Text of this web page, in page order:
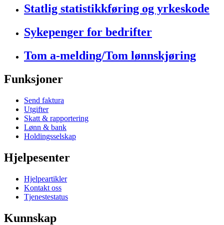
Statlig statistikkføring og yrkeskode
Sykepenger for bedrifter
Tom a-melding/Tom lønnskjøring
Funksjoner
Send faktura
Utgifter
Skatt & rapportering
Lønn & bank
Holdingsselskap
Hjelpesenter
Hjelpeartikler
Kontakt oss
Tjenestestatus
Kunnskap